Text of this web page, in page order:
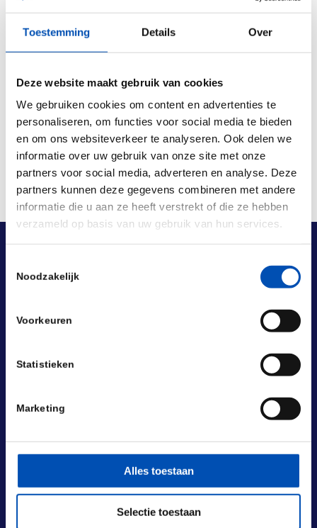
Toestemming Details Over
Deze website maakt gebruik van cookies
We gebruiken cookies om content en advertenties te
personaliseren, om functies voor social media te bieden
en om ons websiteverkeer te analyseren. Ook delen we
informatie over uw gebruik van onze site met onze
partners voor social media, adverteren en analyse. Deze
partners kunnen deze gegevens combineren met andere
informatie die u aan ze heeft verstrekt of die ze hebben
verzameld op basis van uw gebruik van hun services.
Noodzakelijk
Voorkeuren
Statistieken
Marketing
Alles toestaan
Selectie toestaan
For more information andf registration, please
visit theevent webpage.
Laan van Nieuw Oost-Indië 131-133